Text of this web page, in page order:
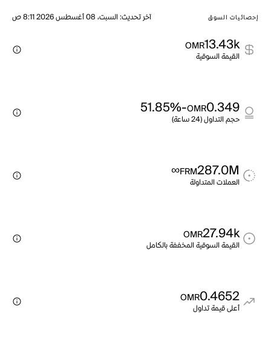
إحصائيات السوق آخر تحديث:السبت، 08 أغسطس 2026 8:11 ص
13.43k
OMR
القيمة السوقية
0.349
OMR
-51.85%
حجم التداول (24 ساعة)
287.0M
FRM
∞
العملات المتداولة
27.94k
OMR
القيمة السوقية المخففة بالكامل
0.4652
OMR
أعلى قيمة تداول